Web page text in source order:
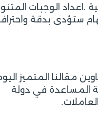
.اعداد الوجبات
ستؤدى بدقة
مقالنا المتميز
المساعدة في دولة